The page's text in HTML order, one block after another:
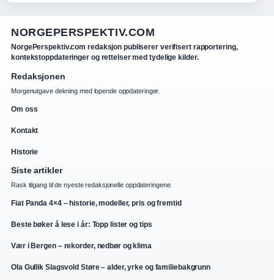
NORGEPERSPEKTIV.COM
NorgePerspektiv.com redaksjon publiserer verifisert rapportering,
kontekstoppdateringer og rettelser med tydelige kilder.
Redaksjonen
Morgenutgave dekning med lopende oppdateringer.
Om oss
Kontakt
Historie
Siste artikler
Rask tilgang til de nyeste redaksjonelle oppdateringene.
Fiat Panda 4×4 – historie, modeller, pris og fremtid
Beste bøker å lese i år: Topp lister og tips
Vær i Bergen – rekorder, nedbør og klima
Ola Gullik Slagsvold Støre – alder, yrke og familiebakgrunn